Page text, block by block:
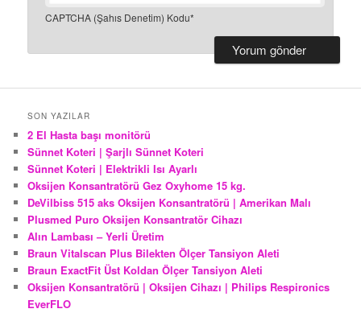
CAPTCHA (Şahıs Denetim) Kodu*
SON YAZILAR
2 El Hasta başı monitörü
Sünnet Koteri | Şarjlı Sünnet Koteri
Sünnet Koteri | Elektrikli Isı Ayarlı
Oksijen Konsantratörü Gez Oxyhome 15 kg.
DeVilbiss 515 aks Oksijen Konsantratörü | Amerikan Malı
Plusmed Puro Oksijen Konsantratör Cihazı
Alın Lambası – Yerli Üretim
Braun Vitalscan Plus Bilekten Ölçer Tansiyon Aleti
Braun ExactFit Üst Koldan Ölçer Tansiyon Aleti
Oksijen Konsantratörü | Oksijen Cihazı | Philips Respironics
EverFLO